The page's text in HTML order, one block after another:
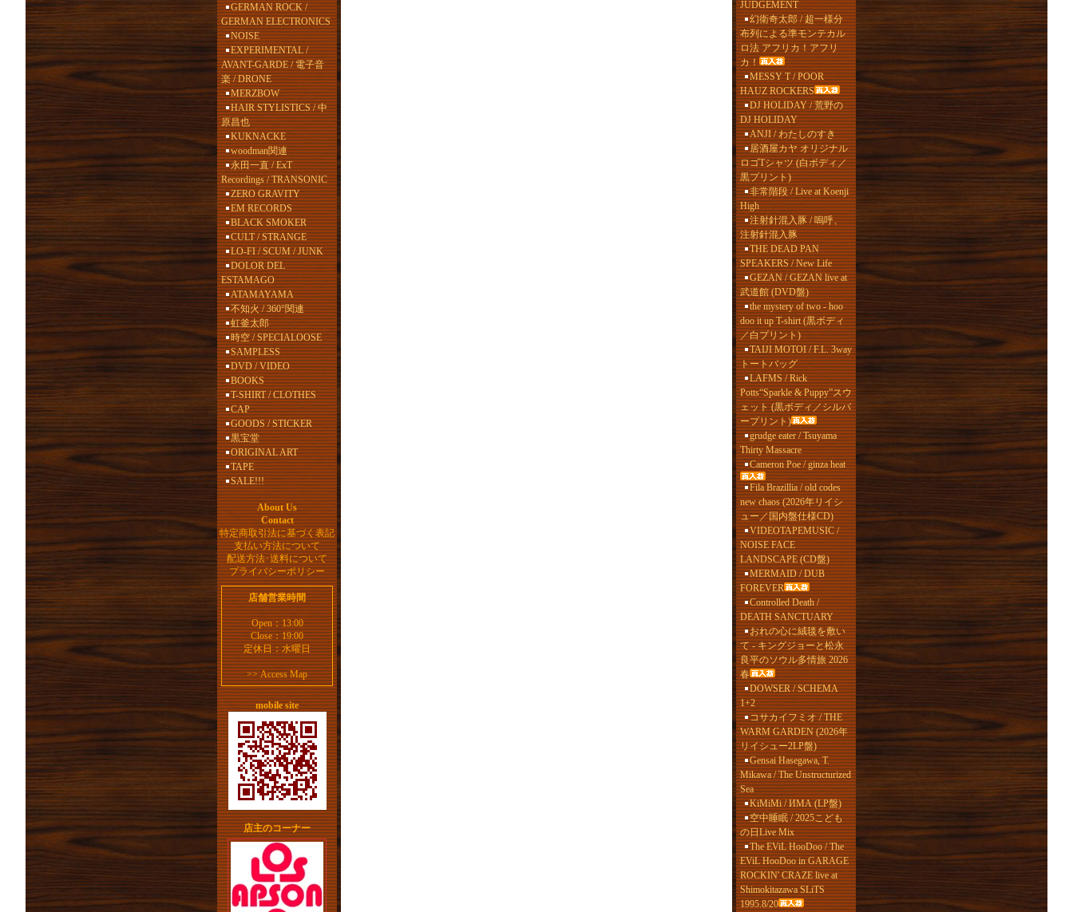
GERMAN ROCK /
GERMAN ELECTRONICS
NOISE
EXPERIMENTAL /
AVANT-GARDE / 電子音
楽 / DRONE
MERZBOW
HAIR STYLISTICS / 中
原昌也
KUKNACKE
woodman関連
永田一直 / ExT
Recordings / TRANSONIC
ZERO GRAVITY
EM RECORDS
BLACK SMOKER
CULT / STRANGE
LO-FI / SCUM / JUNK
DOLOR DEL
ESTAMAGO
ATAMAYAMA
不知火 / 360°関連
虹釜太郎
時空 / SPECIALOOSE
SAMPLESS
DVD / VIDEO
BOOKS
T-SHIRT / CLOTHES
CAP
GOODS / STICKER
黒宝堂
ORIGINAL ART
TAPE
SALE!!!
About Us
Contact
特定商取引法に基づく表記
支払い方法について
配送方法･送料について
プライバシーポリシー
店舗営業時間
Open：13:00
Close：19:00
定休日：水曜日
>>Access Map
mobile site
店主のコーナー
JUDGEMENT
幻衛奇太郎 / 超一様分
布列による準モンテカル
ロ法 アフリカ！アフリ
カ！
MESSY T / POOR
HAUZ ROCKERS
DJ HOLIDAY / 荒野の
DJ HOLIDAY
ANJI / わたしのすき
居酒屋カヤ オリジナル
ロゴTシャツ (白ボディ／
黒プリント)
非常階段 / Live at Koenji
High
注射針混入豚 / 嗚呼、
注射針混入豚
THE DEAD PAN
SPEAKERS / New Life
GEZAN / GEZAN live at
武道館 (DVD盤)
the mystery of two - hoo
doo it up T-shirt (黒ボディ
／白プリント)
TAIJI MOTOI / F.L. 3way
トートバッグ
LAFMS / Rick
Potts“Sparkle & Puppy”スウ
ェット (黒ボディ／シルバ
ープリント)
grudge eater / Tsuyama
Thirty Massacre
Cameron Poe / ginza heat
Fila Brazillia / old codes
new chaos (2026年リイシ
ュー／国内盤仕様CD)
VIDEOTAPEMUSIC /
NOISE FACE
LANDSCAPE (CD盤)
MERMAID / DUB
FOREVER
Controlled Death /
DEATH SANCTUARY
おれの心に絨毯を敷い
て - キングジョーと松永
良平のソウル多情旅 2026
春
DOWSER / SCHEMA
1+2
コサカイフミオ / THE
WARM GARDEN (2026年
リイシュー2LP盤)
Gensai Hasegawa, T.
Mikawa / The Unstructurized
Sea
KiMiMi / ИМА (LP盤)
空中睡眠 / 2025こども
の日Live Mix
The EViL HooDoo / The
EViL HooDoo in GARAGE
ROCKIN' CRAZE live at
Shimokitazawa SLiTS
1995.8/20